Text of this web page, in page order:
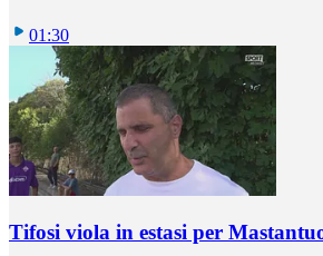
01:30
Tifosi viola in estasi per